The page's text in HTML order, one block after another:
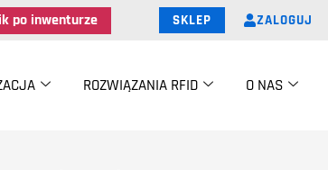
po inwenturze SKLEP ZALOGUJ
ROZWIĄZANIA RFID O NAS